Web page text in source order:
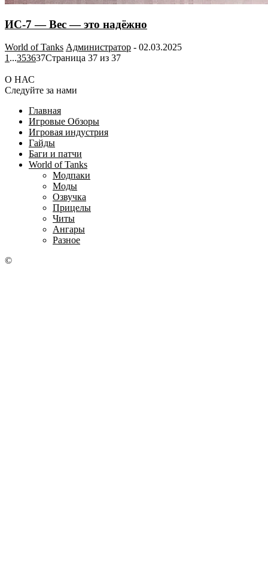
ИС-7 — Вес — это надёжно
World of Tanks Администратор - 02.03.2025
1 ...353637Страница 37 из 37
О НАС
Следуйте за нами
Главная
Игровые Обзоры
Игровая индустрия
Гайды
Баги и патчи
World of Tanks
Модпаки
Моды
Озвучка
Прицелы
Читы
Ангары
Разное
©